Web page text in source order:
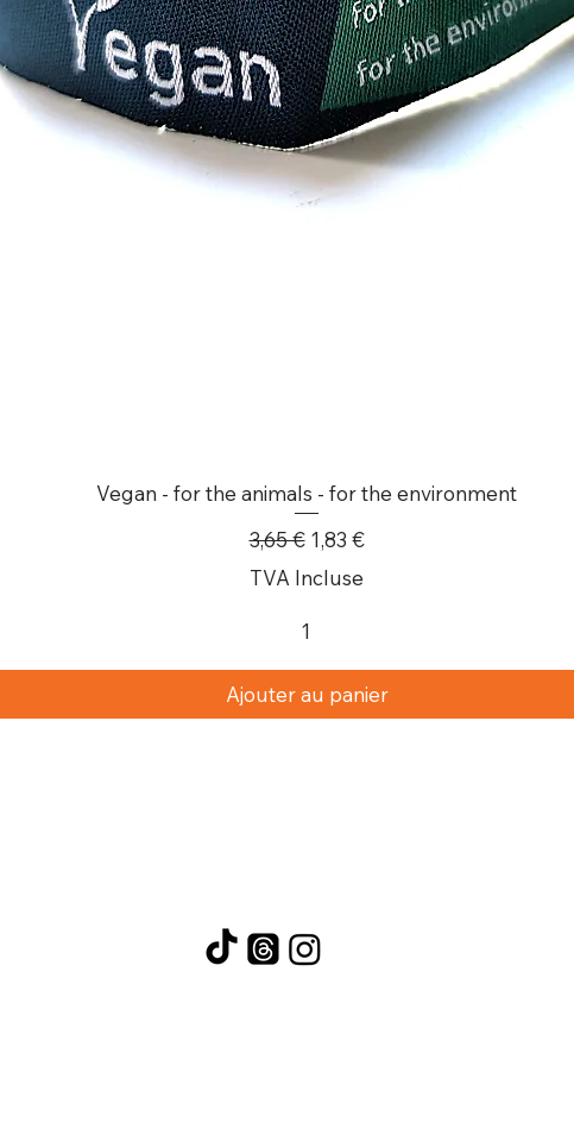
/ Grau
zeige,
Vegan - for the animals - for the environment
Prix original
3,65 € Prix promotionnel
1,83 €
TVA Incluse
Ajouter au panier